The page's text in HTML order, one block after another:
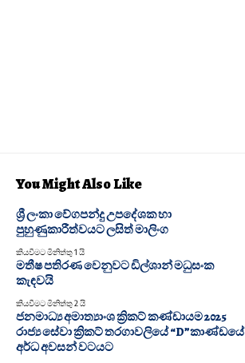
You Might Also Like
ශ්‍රී ලංකා වේගපන්දු උපදේශක හා
පුහුණුකාරීත්වයට ලසිත් මාලිංග
කියවීමට මිනිත්තු 1 යි
මතීෂ පතිරණ වෙනුවට ඩිල්ශාන් මධුසංක
කැඳවයි
කියවීමට මිනිත්තු 2 යි
ජනමාධ්‍ය අමාත්‍යාංශ ක්‍රිකට් කණ්ඩායම 2025
රාජ්‍ය සේවා ක්‍රිකට් තරගාවලියේ “D”කාණ්ඩයේ
අර්ධ අවසන් වටය‍‍ට